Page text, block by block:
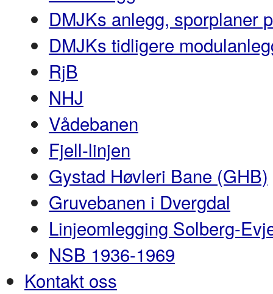
DMJKs anlegg, sporplaner
DMJKs tidligere
RjB
NHJ
Vådebanen
Fjell-linjen
Gystad Høvleri Bane (GHB)
Gruvebanen i Dvergdal
Linjeomlegging Solberg-
NSB 1936-1969
Kontakt oss